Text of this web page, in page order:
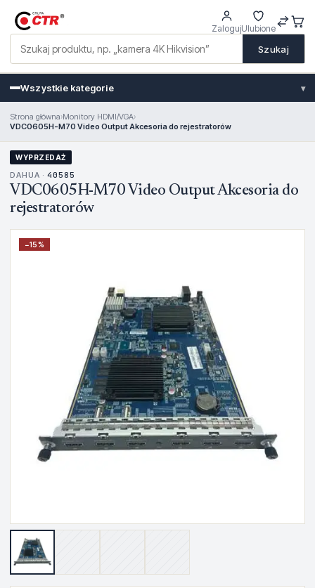
Szukaj
ZalogujUlubione
Wszystkie kategorie ▾
Strona główna›Monitory HDMI/VGA›
VDC0605H-M70 Video Output Akcesoria do rejestratorów
WYPRZEDAŻ
DAHUA · 40585
VDC0605H-M70 Video Output Akcesoria do
rejestratorów
−15%